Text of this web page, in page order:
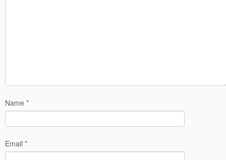
Name *
Email *